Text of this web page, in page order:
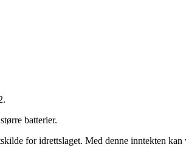
batterier.
for idrettslaget. Med denne inntekten